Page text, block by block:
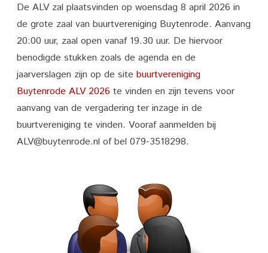
Algemene
2026
buurtvereniging
Buytenrode
De ALV zal plaatsvinden op woensdag 8 april 2026 in
de grote zaal van buurtvereniging Buytenrode. Aanvang
20:00 uur, zaal open vanaf 19.30 uur. De hiervoor
benodigde stukken zoals de agenda en de
jaarverslagen zijn op de site buurtvereniging
Buytenrode ALV 2026 te vinden en zijn tevens voor
aanvang van de vergadering ter inzage in de
buurtvereniging te vinden. Vooraf aanmelden bij
ALV@buytenrode.nl of bel 079-3518298.